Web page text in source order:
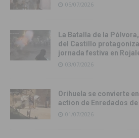
05/07/2026
La Batalla de la
del Castillo
jornada festiva en
03/07/2026
Orihuela se convierte
action de Enredados
01/07/2026